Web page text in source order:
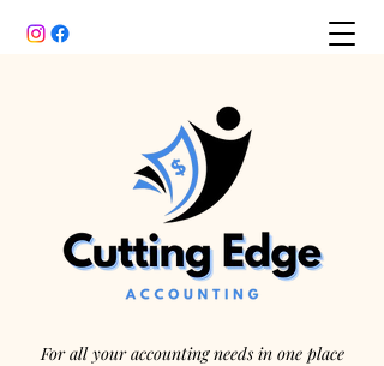
For all your accounting needs in one place